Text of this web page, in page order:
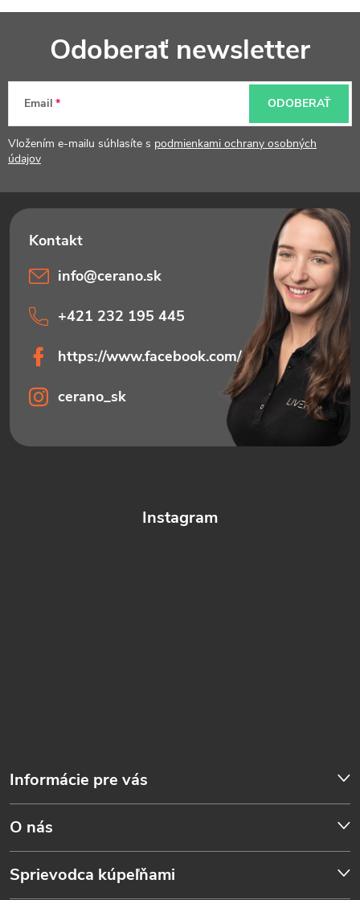
p
ä
i
e
Odoberať newsletter
Email
Vložením e-mailu súhlasíte s podmienkami ochrany osobných
údajov
ODOBERAŤ
Instagram
Informácie pre vás
O nás
Sprievodca kúpeľňami
info@cerano.sk
+421 232 195 445
https://www.facebook.com/ceranosk
cerano_sk